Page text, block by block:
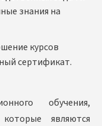
знания на
курсов
сертификат.
обучения,
являются